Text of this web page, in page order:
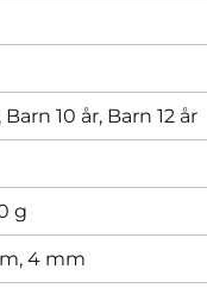
Barn 10 år, Barn 12 år
g
4 mm